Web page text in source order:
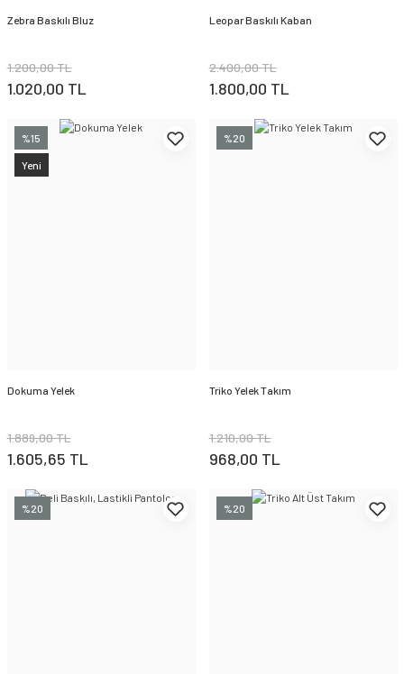
Zebra Baskılı Bluz
1.200,00 TL
1.020,00 TL
Leopar Baskılı Kaban
2.400,00 TL
1.800,00 TL
%15
Yeni
Dokuma Yelek
1.889,00 TL
1.605,65 TL
%20
Triko Yelek Takım
1.210,00 TL
968,00 TL
%20 %20